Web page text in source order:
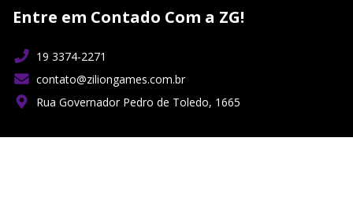
Entre em Contado Com a ZG!
19 3374-2271
contato@ziliongames.com.br
Rua Governador Pedro de Toledo, 1665